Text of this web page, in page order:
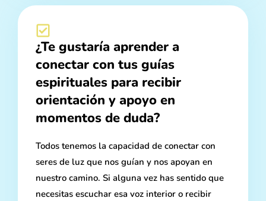
¿Te gustaría aprender a
conectar con tus guías
espirituales para recibir
orientación y apoyo en
momentos de duda?
Todos tenemos la capacidad de conectar con
seres de luz que nos guían y nos apoyan en
nuestro camino. Si alguna vez has sentido que
necesitas escuchar esa voz interior o recibir